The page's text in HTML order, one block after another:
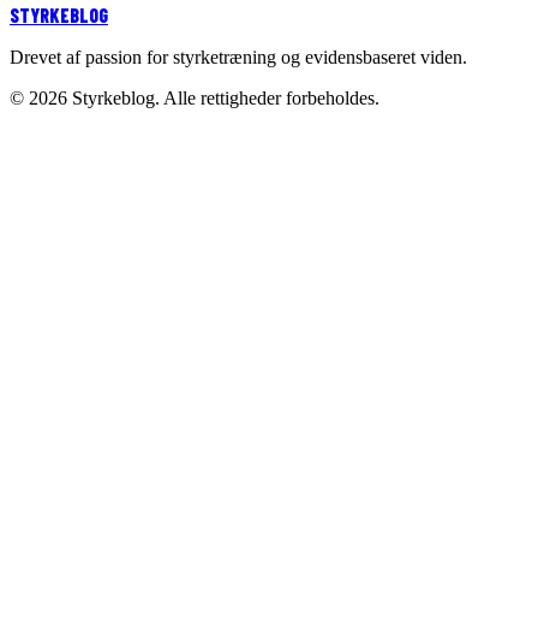
STYRKEBLOG
Drevet af passion for styrketræning og evidensbaseret viden.
© 2026 Styrkeblog. Alle rettigheder forbeholdes.